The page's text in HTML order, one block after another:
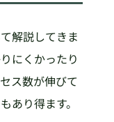
解説してきま
にくかったり
ス数が伸びて
あり得ます。